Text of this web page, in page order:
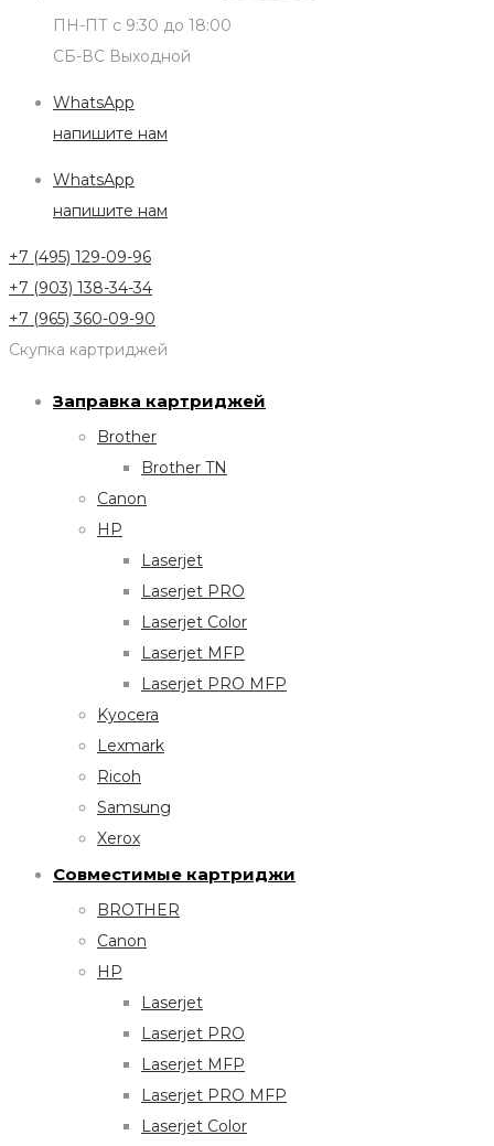
ПН-ПТ с 9:30 до 18:00
СБ-ВС Выходной
WhatsApp
напишите нам
WhatsApp
напишите нам
+7 (495) 129-09-96
+7 (903) 138-34-34
+7 (965) 360-09-90
Скупка картриджей
Заправка картриджей
Brother
Brother TN
Canon
HP
Laserjet
Laserjet PRO
Laserjet Color
Laserjet MFP
Laserjet PRO MFP
Kyocera
Lexmark
Ricoh
Samsung
Xerox
Совместимые картриджи
BROTHER
Canon
HP
Laserjet
Laserjet PRO
Laserjet MFP
Laserjet PRO MFP
Laserjet Color